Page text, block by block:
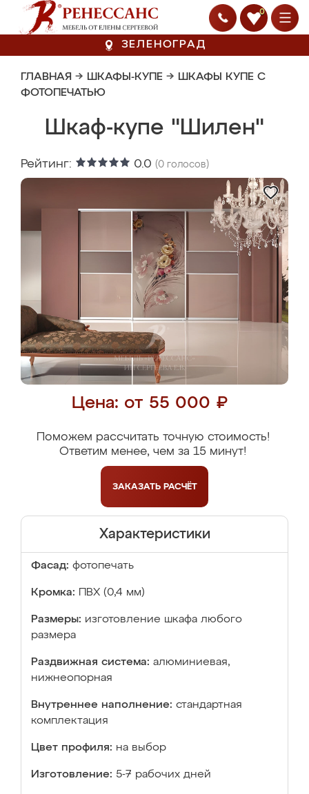
0
ЗЕЛЕНОГРАД
ГЛАВНАЯ → ШКАФЫ-КУПЕ → ШКАФЫ КУПЕ С
ФОТОПЕЧАТЬЮ
Шкаф-купе "Шилен"
Рейтинг: 0.0 (0 голосов)
Цена: от 55 000 ₽
Поможем рассчитать точную стоимость!
Ответим менее, чем за 15 минут!
ЗАКАЗАТЬ РАСЧЁТ
Характеристики
Фасад: фотопечать
Кромка: ПВХ (0,4 мм)
Размеры: изготовление шкафа любого
размера
Раздвижная система: алюминиевая,
нижнеопорная
Внутреннее наполнение: стандартная
комплектация
Цвет профиля: на выбор
Изготовление: 5-7 рабочих дней